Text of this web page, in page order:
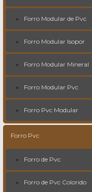
Forro Modular de Pvc
Forro Modular Isopor
Forro Modular Mineral
Forro Modular Pvc
Forro Pvc Modular
Forro Pvc
Forro de Pvc
Forro de Pvc Colorido